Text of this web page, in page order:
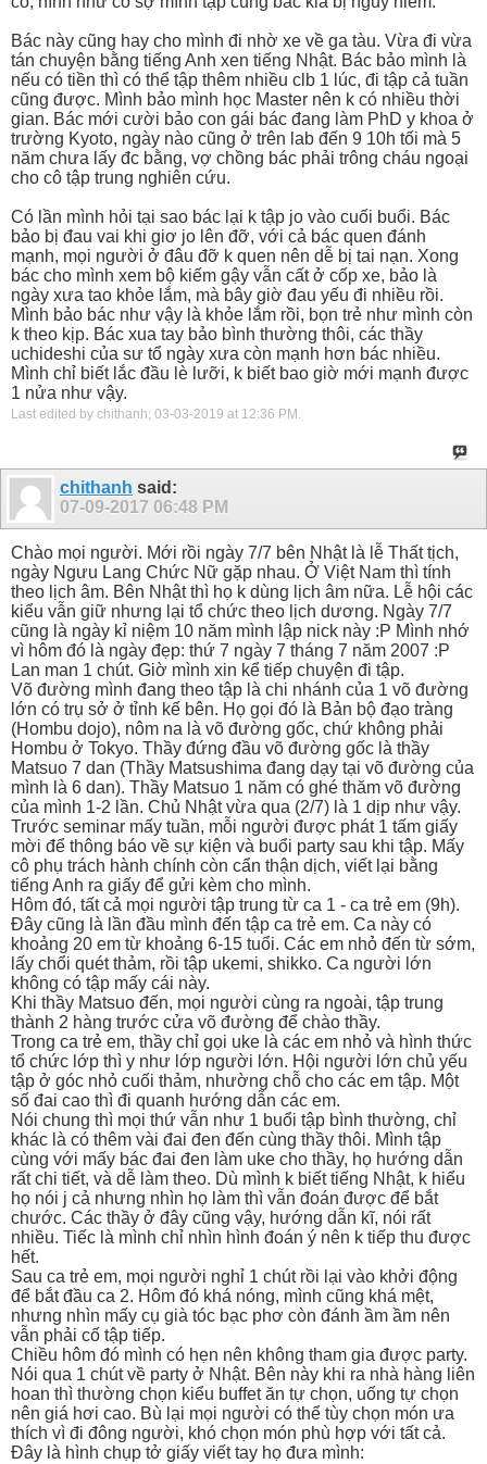
Bác này cũng hay cho mình đi nhờ xe về ga tàu. Vừa đi vừa
tán chuyện bằng tiếng Anh xen tiếng Nhật. Bác bảo mình là
nếu có tiền thì có thể tập thêm nhiều clb 1 lúc, đi tập cả tuần
cũng được. Mình bảo mình học Master nên k có nhiều thời
gian. Bác mới cười bảo con gái bác đang làm PhD y khoa ở
trường Kyoto, ngày nào cũng ở trên lab đến 9 10h tối mà 5
năm chưa lấy đc bằng, vợ chồng bác phải trông cháu ngoại
cho cô tập trung nghiên cứu.
Có lần mình hỏi tại sao bác lại k tập jo vào cuối buổi. Bác
bảo bị đau vai khi giơ jo lên đỡ, với cả bác quen đánh
mạnh, mọi người ở đâu đỡ k quen nên dễ bị tai nạn. Xong
bác cho mình xem bộ kiếm gậy vẫn cất ở cốp xe, bảo là
ngày xưa tao khỏe lắm, mà bây giờ đau yếu đi nhiều rồi.
Mình bảo bác như vậy là khỏe lắm rồi, bọn trẻ như mình còn
k theo kịp. Bác xua tay bảo bình thường thôi, các thầy
uchideshi của sư tổ ngày xưa còn mạnh hơn bác nhiều.
Mình chỉ biết lắc đầu lè lưỡi, k biết bao giờ mới mạnh được
1 nửa như vậy.
Last edited by chithanh; 03-03-2019 at 12:36 PM .
chithanh said:
07-09-2017 06:48 PM
Chào mọi người. Mới rồi ngày 7/7 bên Nhật là lễ Thất tịch,
ngày Ngưu Lang Chức Nữ gặp nhau. Ở Việt Nam thì tính
theo lịch âm. Bên Nhật thì họ k dùng lịch âm nữa. Lễ hội các
kiểu vẫn giữ nhưng lại tổ chức theo lịch dương. Ngày 7/7
cũng là ngày kỉ niệm 10 năm mình lập nick này :P Mình nhớ
vì hôm đó là ngày đẹp: thứ 7 ngày 7 tháng 7 năm 2007 :P
Lan man 1 chút. Giờ mình xin kể tiếp chuyện đi tập.
Võ đường mình đang theo tập là chi nhánh của 1 võ đường
lớn có trụ sở ở tỉnh kế bên. Họ gọi đó là Bản bộ đạo tràng
(Hombu dojo), nôm na là võ đường gốc, chứ không phải
Hombu ở Tokyo. Thầy đứng đầu võ đường gốc là thầy
Matsuo 7 dan (Thầy Matsushima đang dạy tại võ đường của
mình là 6 dan). Thầy Matsuo 1 năm có ghé thăm võ đường
của mình 1-2 lần. Chủ Nhật vừa qua (2/7) là 1 dịp như vậy.
Trước seminar mấy tuần, mỗi người được phát 1 tấm giấy
mời để thông báo về sự kiện và buổi party sau khi tập. Mấy
cô phụ trách hành chính còn cẩn thận dịch, viết lại bằng
tiếng Anh ra giấy để gửi kèm cho mình.
Hôm đó, tất cả mọi người tập trung từ ca 1 - ca trẻ em (9h).
Đây cũng là lần đầu mình đến tập ca trẻ em. Ca này có
khoảng 20 em từ khoảng 6-15 tuổi. Các em nhỏ đến từ sớm,
lấy chổi quét thảm, rồi tập ukemi, shikko. Ca người lớn
không có tập mấy cái này.
Khi thầy Matsuo đến, mọi người cùng ra ngoài, tập trung
thành 2 hàng trước cửa võ đường để chào thầy.
Trong ca trẻ em, thầy chỉ gọi uke là các em nhỏ và hình thức
tổ chức lớp thì y như lớp người lớn. Hội người lớn chủ yếu
tập ở góc nhỏ cuối thảm, nhường chỗ cho các em tập. Một
số đai cao thì đi quanh hướng dẫn các em.
Nói chung thì mọi thứ vẫn như 1 buổi tập bình thường, chỉ
khác là có thêm vài đai đen đến cùng thầy thôi. Mình tập
cùng với mấy bác đai đen làm uke cho thầy, họ hướng dẫn
rất chi tiết, và dễ làm theo. Dù mình k biết tiếng Nhật, k hiểu
họ nói j cả nhưng nhìn họ làm thì vẫn đoán được để bắt
chước. Các thầy ở đây cũng vậy, hướng dẫn kĩ, nói rất
nhiều. Tiếc là mình chỉ nhìn hình đoán ý nên k tiếp thu được
hết.
Sau ca trẻ em, mọi người nghỉ 1 chút rồi lại vào khởi động
để bắt đầu ca 2. Hôm đó khá nóng, mình cũng khá mệt,
nhưng nhìn mấy cụ già tóc bạc phơ còn đánh ầm ầm nên
vẫn phải cố tập tiếp.
Chiều hôm đó mình có hẹn nên không tham gia được party.
Nói qua 1 chút về party ở Nhật. Bên này khi ra nhà hàng liên
hoan thì thường chọn kiểu buffet ăn tự chọn, uống tự chọn
nên giá hơi cao. Bù lại mọi người có thể tùy chọn món ưa
thích vì đi đông người, khó chọn món phù hợp với tất cả.
Đây là hình chụp tở giấy viết tay họ đưa mình: